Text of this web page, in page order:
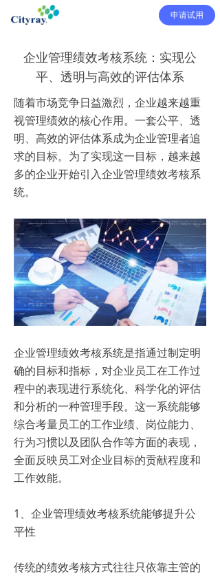
申请试用
企业管理绩效考核系统：实现公
平、透明与高效的评估体系
随着市场竞争日益激烈，企业越来越重
视管理绩效的核心作用。一套公平、透
明、高效的评估体系成为企业管理者追
求的目标。为了实现这一目标，越来越
多的企业开始引入企业管理绩效考核系
统。
企业管理绩效考核系统是指通过制定明
确的目标和指标，对企业员工在工作过
程中的表现进行系统化、科学化的评估
和分析的一种管理手段。这一系统能够
综合考量员工的工作业绩、岗位能力、
行为习惯以及团队合作等方面的表现，
全面反映员工对企业目标的贡献程度和
工作效能。
1、企业管理绩效考核系统能够提升公
平性
传统的绩效考核方式往往只依靠主管的